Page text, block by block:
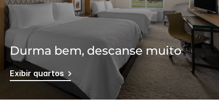
Durma bem, descanse muito
Exibir quartos